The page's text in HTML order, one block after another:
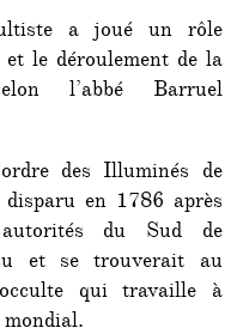
a joué un rôle
le déroulement de la
l’abbé Barruel
des Illuminés de
en 1786 après
du Sud de
et se trouverait au
qui travaille à